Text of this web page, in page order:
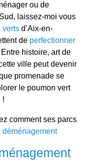
ou de
laissez-moi vous
verts d’Aix-en-
de perfectionner
histoire, art de
ville peut devenir
promenade se
le poumon vert
!
comment ses parcs
déménagement